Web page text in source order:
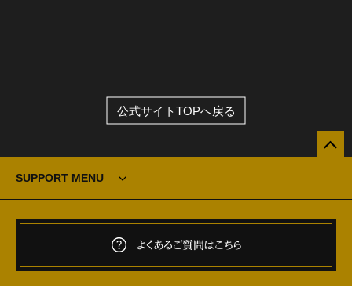
公式サイトTOPへ戻る
SUPPORT MENU
よくあるご質問はこちら